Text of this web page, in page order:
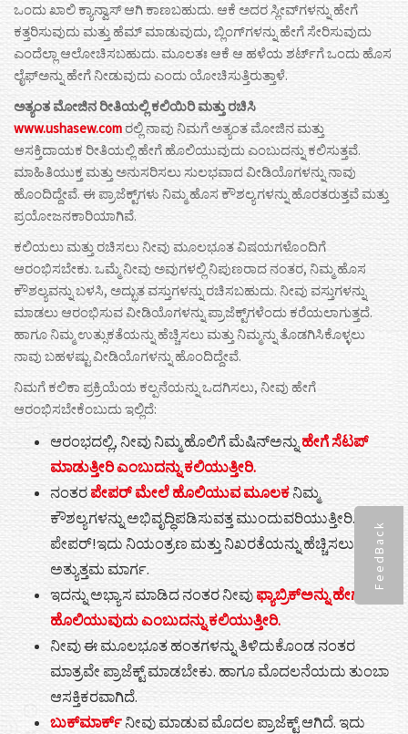
FeedBack
ಒಂದು ಖಾಲಿ ಕ್ಯಾನ್ವಾಸ್ ಆಗಿ ಕಾಣಬಹುದು. ಆಕೆ ಅದರ ಸ್ಲೀವ್‌ಗಳನ್ನು ಹೇಗೆ
ಕತ್ತರಿಸುವುದು ಮತ್ತು ಹೆಮ್ ಮಾಡುವುದು, ಬ್ಲಿಂಗ್‌ಗಳನ್ನು ಹೇಗೆ ಸೇರಿಸುವುದು
ಎಂದೆಲ್ಲಾ ಆಲೋಚಿಸಬಹುದು. ಮೂಲತಃ ಆಕೆ ಆ ಹಳೆಯ ಶರ್ಟ್‌ಗೆ ಒಂದು ಹೊಸ
ಲೈಫ್ಅನ್ನು ಹೇಗೆ ನೀಡುವುದು ಎಂದು ಯೋಚಿಸುತ್ತಿರುತ್ತಾಳೆ.
ಅತ್ಯಂತ ಮೋಜಿನ ರೀತಿಯಲ್ಲಿ ಕಲಿಯಿರಿ ಮತ್ತು ರಚಿಸಿ
www.ushasew.comರಲ್ಲಿ ನಾವು ನಿಮಗೆ ಅತ್ಯಂತ ಮೋಜಿನ ಮತ್ತು
ಆಸಕ್ತಿದಾಯಕ ರೀತಿಯಲ್ಲಿ ಹೇಗೆ ಹೊಲಿಯುವುದು ಎಂಬುದನ್ನು ಕಲಿಸುತ್ತವೆ.
ಮಾಹಿತಿಯುಕ್ತ ಮತ್ತು ಅನುಸರಿಸಲು ಸುಲಭವಾದ ವೀಡಿಯೊಗಳನ್ನು ನಾವು
ಹೊಂದಿದ್ದೇವೆ. ಈ ಪ್ರಾಜೆಕ್ಟ್‌ಗಳು ನಿಮ್ಮ ಹೊಸ ಕೌಶಲ್ಯಗಳನ್ನು ಹೊರತರುತ್ತವೆ ಮತ್ತು
ಪ್ರಯೋಜನಕಾರಿಯಾಗಿವೆ.
ಕಲಿಯಲು ಮತ್ತು ರಚಿಸಲು ನೀವು ಮೂಲಭೂತ ವಿಷಯಗಳೊಂದಿಗೆ
ಆರಂಭಿಸಬೇಕು. ಒಮ್ಮೆ ನೀವು ಅವುಗಳಲ್ಲಿ ನಿಪುಣರಾದ ನಂತರ, ನಿಮ್ಮ ಹೊಸ
ಕೌಶಲ್ಯವನ್ನು ಬಳಸಿ, ಅದ್ಭುತ ವಸ್ತುಗಳನ್ನು ರಚಿಸಬಹುದು. ನೀವು ವಸ್ತುಗಳನ್ನು
ಮಾಡಲು ಆರಂಭಿಸುವ ವೀಡಿಯೊಗಳನ್ನು ಪ್ರಾಜೆಕ್ಟ್‌ಗಳೆಂದು ಕರೆಯಲಾಗುತ್ತದೆ.
ಹಾಗೂ ನಿಮ್ಮ ಉತ್ಸುಕತೆಯನ್ನು ಹೆಚ್ಚಿಸಲು ಮತ್ತು ನಿಮ್ಮನ್ನು ತೊಡಗಿಸಿಕೊಳ್ಳಲು
ನಾವು ಬಹಳಷ್ಟು ವೀಡಿಯೊಗಳನ್ನು ಹೊಂದಿದ್ದೇವೆ.
ನಿಮಗೆ ಕಲಿಕಾ ಪ್ರಕ್ರಿಯೆಯ ಕಲ್ಪನೆಯನ್ನು ಒದಗಿಸಲು, ನೀವು ಹೇಗೆ
ಆರಂಭಿಸಬೇಕೆಂಬುದು ಇಲ್ಲಿದೆ:
ಆರಂಭದಲ್ಲಿ, ನೀವು ನಿಮ್ಮ ಹೊಲಿಗೆ ಮೆಷಿನ್ಅನ್ನುಹೇಗೆ ಸೆಟಪ್
ಮಾಡುತ್ತೀರಿ ಎಂಬುದನ್ನು ಕಲಿಯುತ್ತೀರಿ.
ನಂತರಪೇಪರ್ ಮೇಲೆ ಹೊಲಿಯುವ ಮೂಲಕನಿಮ್ಮ
ಕೌಶಲ್ಯಗಳನ್ನು ಅಭಿವೃದ್ಧಿಪಡಿಸುವತ್ತ ಮುಂದುವರಿಯುತ್ತೀರಿ. ಹೌದು
ಪೇಪರ್!ಇದು ನಿಯಂತ್ರಣ ಮತ್ತು ನಿಖರತೆಯನ್ನು ಹೆಚ್ಚಿಸಲು
ಅತ್ಯುತ್ತಮ ಮಾರ್ಗ.
ಇದನ್ನು ಅಭ್ಯಾಸ ಮಾಡಿದ ನಂತರ ನೀವುಫ್ಯಾಬ್ರಿಕ್ಅನ್ನು ಹೇಗೆ
ಹೊಲಿಯುವುದು ಎಂಬುದನ್ನು ಕಲಿಯುತ್ತೀರಿ.
ನೀವು ಈ ಮೂಲಭೂತ ಹಂತಗಳನ್ನು ತಿಳಿದುಕೊಂಡ ನಂತರ
ಮಾತ್ರವೇ ಪ್ರಾಜೆಕ್ಟ್ ಮಾಡಬೇಕು. ಹಾಗೂ ಮೊದಲನೆಯದು ತುಂಬಾ
ಆಸಕ್ತಿಕರವಾಗಿದೆ.
ಬುಕ್‌ಮಾರ್ಕ್ನೀವು ಮಾಡುವ ಮೊದಲ ಪ್ರಾಜೆಕ್ಟ್ ಆಗಿದೆ. ಇದು